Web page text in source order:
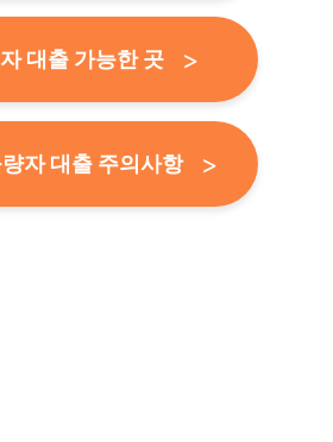
대출 가능한 곳
자 대출 주의사항